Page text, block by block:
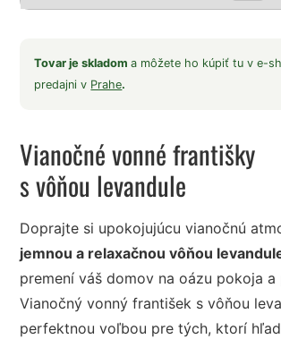
Tovar je skladoma môžete ho kúpiť tu v e-
predajni v Prahe.
Vianočné vonné františky
s vôňou levandule
Doprajte si upokojujúcu vianočnú
jemnou a relaxačnou vôňou
premení váš domov na oázu pokoja a
Vianočný vonný františek s vôňou
perfektnou voľbou pre tých, ktorí